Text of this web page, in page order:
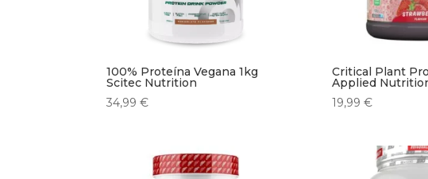
100% Proteína Vegana 1kg
Scitec Nutrition
34,99€
Critical Plant
Applied
19,99 €